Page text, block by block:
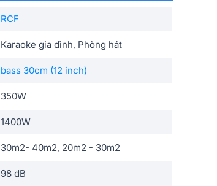
RCF
Karaoke gia đình, Phòng hát
bass 30cm (12 inch)
350W
1400W
30m2- 40m2, 20m2 - 30m2
98 dB